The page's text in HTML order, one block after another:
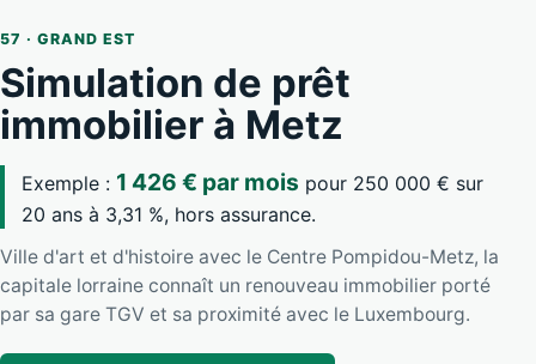
57 · GRAND EST
Simulation de prêt
immobilier à Metz
Exemple : 1 426 € par mois pour 250 000 € sur
20 ans à 3,31 %, hors assurance.
Ville d'art et d'histoire avec le Centre Pompidou-Metz, la
capitale lorraine connaît un renouveau immobilier porté
par sa gare TGV et sa proximité avec le Luxembourg.